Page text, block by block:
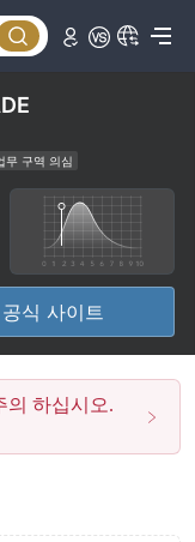
무 구역 의심
공식 사이트
의 하십시오.